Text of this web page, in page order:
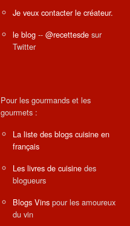
Je veux contacter le créateur.
le blog -- @recettesde sur
Twitter
Pour les gourmands et les
gourmets :
La liste des blogs cuisine en
français
Les livres de cuisine des
blogueurs
Blogs Vins pour les amoureux
du vin